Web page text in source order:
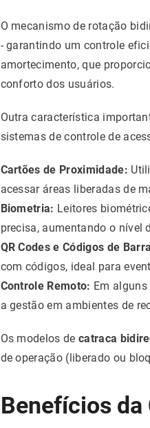
O mecanismo de rotação
- garantindo um controle
amortecimento, que
conforto dos usuários.
Outra característica
sistemas de controle de
Cartões de Proximidade:
acessar áreas liberadas de
Biometria: Leitores
precisa, aumentando o nível
QR Codes e Códigos de
com códigos, ideal para
Controle Remoto: Em
a gestão em ambientes de
Os modelos de catraca
de operação (liberado ou
Benefícios